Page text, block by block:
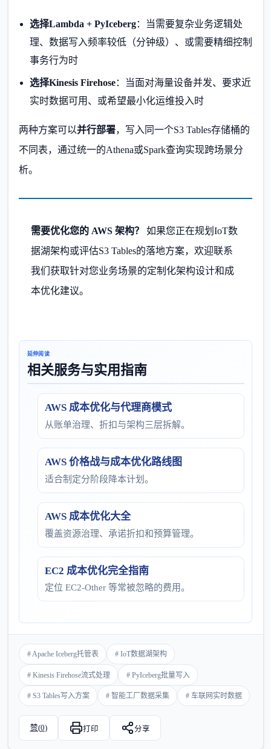
选择Lambda + PyIceberg：当需要复杂业务逻辑处
理、数据写入频率较低（分钟级）、或需要精细控制
事务行为时
选择Kinesis Firehose：当面对海量设备并发、要求近
实时数据可用、或希望最小化运维投入时
两种方案可以并行部署，写入同一个S3 Tables存储桶的
不同表，通过统一的Athena或Spark查询实现跨场景分
析。
需要优化您的 AWS 架构？
如果您正在规划IoT数
据湖架构或评估S3 Tables的落地方案，欢迎联系
我们获取针对您业务场景的定制化架构设计和成
本优化建议。
延伸阅读
相关服务与实用指南
AWS 成本优化与代理商模式
从账单治理、折扣与架构三层拆解。
AWS 价格战与成本优化路线图
适合制定分阶段降本计划。
AWS 成本优化大全
覆盖资源治理、承诺折扣和预算管理。
EC2 成本优化完全指南
定位 EC2-Other 等常被忽略的费用。
# Apache Iceberg托管表 # IoT数据湖架构
# Kinesis Firehose流式处理 # PyIceberg批量写入
# S3 Tables写入方案 # 智能工厂数据采集 # 车联网实时数据
赞(0) 打印 分享